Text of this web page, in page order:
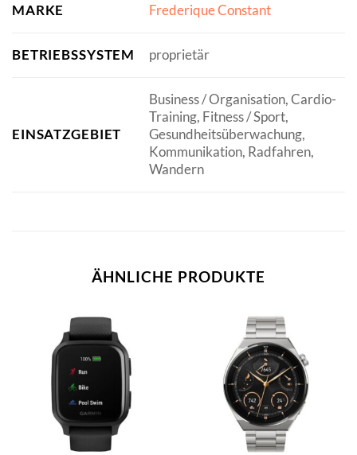
MARKE Frederique Constant
BETRIEBSSYSTEM proprietär
EINSATZGEBIET
Business / Organisation, Cardio-
Training, Fitness / Sport,
Gesundheitsüberwachung,
Kommunikation, Radfahren,
Wandern
ÄHNLICHE PRODUKTE